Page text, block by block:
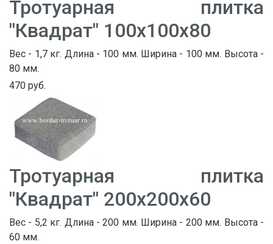
Тротуарная плитка
"Квадрат" 100х100х80
Вес - 1,7 кг. Длина - 100 мм. Ширина - 100 мм. Высота -
80 мм.
470 руб.
Тротуарная плитка
"Квадрат" 200х200х60
Вес - 5,2 кг. Длина - 200 мм. Ширина - 200 мм. Высота -
60 мм.